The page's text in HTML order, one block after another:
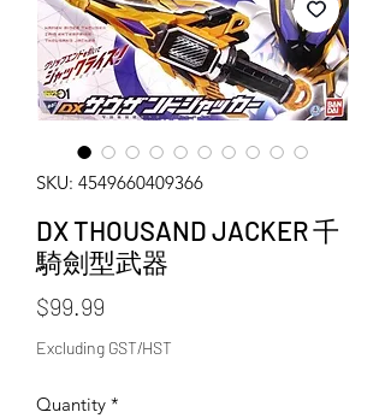
WECHAT 微信諮詢
SKU: 4549660409366
DX THOUSAND JACKER 千
騎劍型武器
$99.99
Excluding GST/HST
Quantity *